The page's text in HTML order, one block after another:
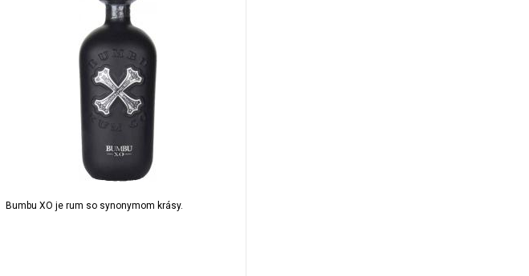
Bumbu XO je rum so synonymom krásy.